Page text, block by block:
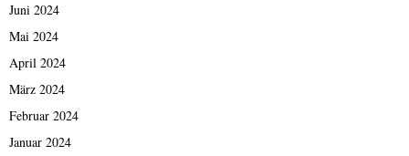
Juni 2024
Mai 2024
April 2024
März 2024
Februar 2024
Januar 2024